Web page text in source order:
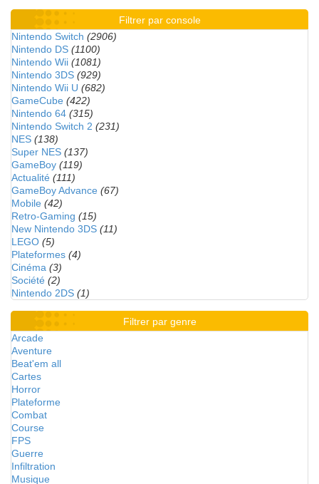
Filtrer par console
Nintendo Switch (2906)
Nintendo DS (1100)
Nintendo Wii (1081)
Nintendo 3DS (929)
Nintendo Wii U (682)
GameCube (422)
Nintendo 64 (315)
Nintendo Switch 2 (231)
NES (138)
Super NES (137)
GameBoy (119)
Actualité (111)
GameBoy Advance (67)
Mobile (42)
Retro-Gaming (15)
New Nintendo 3DS (11)
LEGO (5)
Plateformes (4)
Cinéma (3)
Société (2)
Nintendo 2DS (1)
Filtrer par genre
Arcade
Aventure
Beat'em all
Cartes
Horror
Plateforme
Combat
Course
FPS
Guerre
Infiltration
Musique